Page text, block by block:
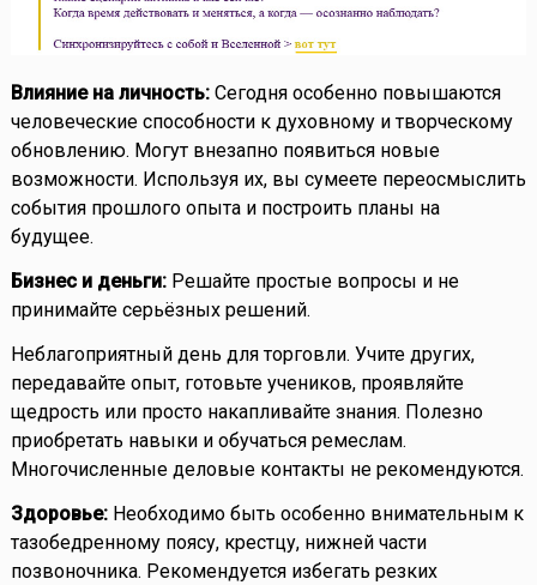
Влияние на личность:Сегодня особенно повышаются
человеческие способности к духовному и творческому
обновлению. Могут внезапно появиться новые
возможности. Используя их, вы сумеете переосмыслить
события прошлого опыта и построить планы на
будущее.
Бизнес и деньги:Решайте простые вопросы и не
принимайте серьёзных решений.
Неблагоприятный день для торговли. Учите других,
передавайте опыт, готовьте учеников, проявляйте
щедрость или просто накапливайте знания. Полезно
приобретать навыки и обучаться ремеслам.
Многочисленные деловые контакты не рекомендуются.
Здоровье:Необходимо быть особенно внимательным к
тазобедренному поясу, крестцу, нижней части
позвоночника. Рекомендуется избегать резких